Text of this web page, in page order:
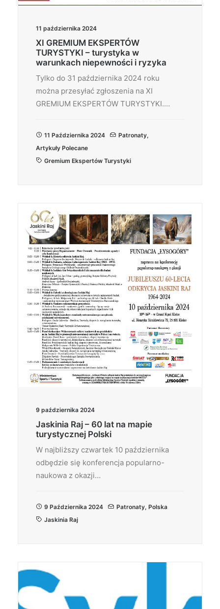
11 października 2024
XI GREMIUM EKSPERTÓW
TURYSTYKI – turystyka w
warunkach niepewności i ryzyka
Tylko do 31 października 2024 roku
można przesyłać zgłoszenia na XI
GREMIUM EKSPERTÓW TURYSTYKI.…
11 Października 2024 Patronaty,
Artykuły Polecane
Gremium Ekspertów Turystyki
9 października 2024
Jaskinia Raj – 60 lat na mapie
turystycznej Polski
W najbliższy czwartek 10 października
odbędzie się konferencja popularno-
naukowa z okazji…
9 Października 2024 Patronaty, Polska
Jaskinia Raj